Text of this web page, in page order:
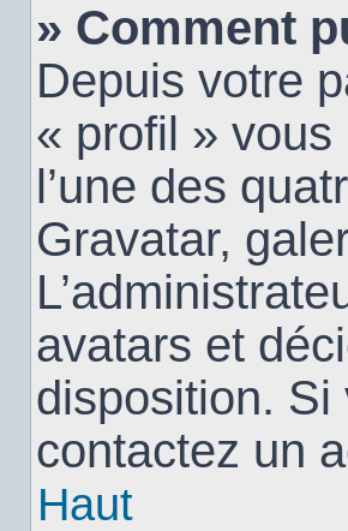
» Comment
Depuis votre
« profil »
l’une des
Gravatar,
avatars et
disposition. Si
contactez un
Haut